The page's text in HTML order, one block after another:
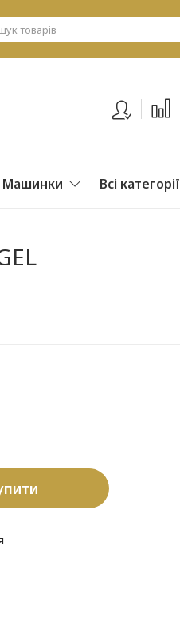
Машинки Всі категорії